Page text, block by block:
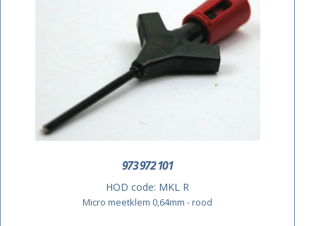
973 972 101
HOD code: MKL R
Micro meetklem 0,64mm - rood